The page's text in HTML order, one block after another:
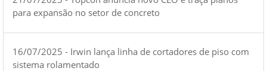
para expansão no setor de concreto
16/07/2025 - Irwin lança linha de cortadores de piso com
sistema rolamentado